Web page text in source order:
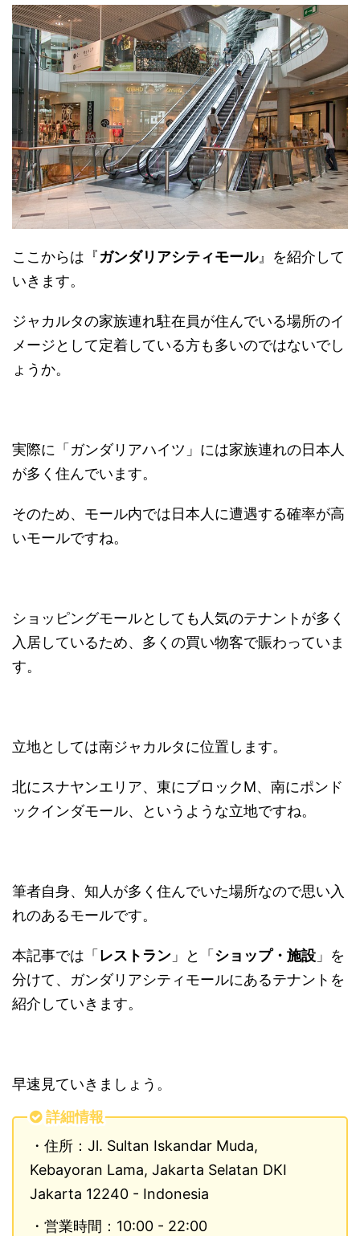
ここからは『ガンダリアシティモール』を紹介して
いきます。
ジャカルタの家族連れ駐在員が住んでいる場所のイ
メージとして定着している方も多いのではないでし
ょうか。
実際に「ガンダリアハイツ」には家族連れの日本人
が多く住んでいます。
そのため、モール内では日本人に遭遇する確率が高
いモールですね。
ショッピングモールとしても人気のテナントが多く
入居しているため、多くの買い物客で賑わっていま
す。
立地としては南ジャカルタに位置します。
北にスナヤンエリア、東にブロックM、南にポンド
ックインダモール、というような立地ですね。
筆者自身、知人が多く住んでいた場所なので思い入
れのあるモールです。
本記事では「レストラン 」と「ショップ・施設 」を
分けて、ガンダリアシティモールにあるテナントを
紹介していきます。
早速見ていきましょう。
詳細情報
・住所：Jl. Sultan Iskandar Muda,
Kebayoran Lama, Jakarta Selatan DKI
Jakarta 12240 - Indonesia
・営業時間：10:00 - 22:00